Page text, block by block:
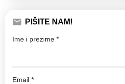
PIŠITE NAM!
Ime i prezime *
Email *